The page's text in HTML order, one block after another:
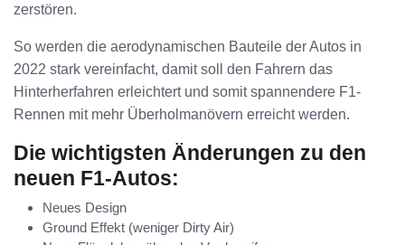
zerstören.
So werden die aerodynamischen Bauteile der Autos in
2022 stark vereinfacht, damit soll den Fahrern das
Hinterherfahren erleichtert und somit spannendere F1-
Rennen mit mehr Überholmanövern erreicht werden.
Die wichtigsten Änderungen zu den
neuen F1-Autos:
Neues Design
Ground Effekt (weniger Dirty Air)